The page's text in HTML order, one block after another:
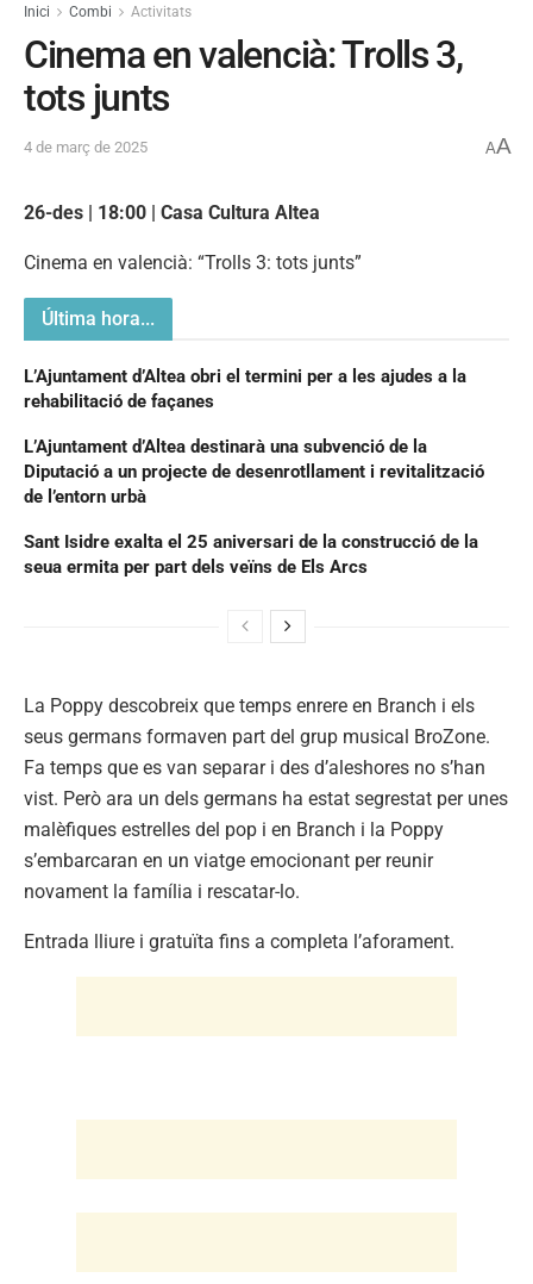
Inici Combi Activitats
Cinema en valencià: Trolls 3,
tots junts
4 de març de 2025 AA
26-des | 18:00 | Casa Cultura Altea
Cinema en valencià: “Trolls 3: tots junts”
Última hora...
L’Ajuntament d’Altea obri el termini per a les ajudes a la
rehabilitació de façanes
L’Ajuntament d’Altea destinarà una subvenció de la
Diputació a un projecte de desenrotllament i revitalització
de l’entorn urbà
Sant Isidre exalta el 25 aniversari de la construcció de la
seua ermita per part dels veïns de Els Arcs
La Poppy descobreix que temps enrere en Branch i els
seus germans formaven part del grup musical BroZone.
Fa temps que es van separar i des d’aleshores no s’han
vist. Però ara un dels germans ha estat segrestat per unes
malèfiques estrelles del pop i en Branch i la Poppy
s’embarcaran en un viatge emocionant per reunir
novament la família i rescatar-lo.
Entrada lliure i gratuïta fins a completa l’aforament.